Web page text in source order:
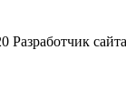
Разработчик